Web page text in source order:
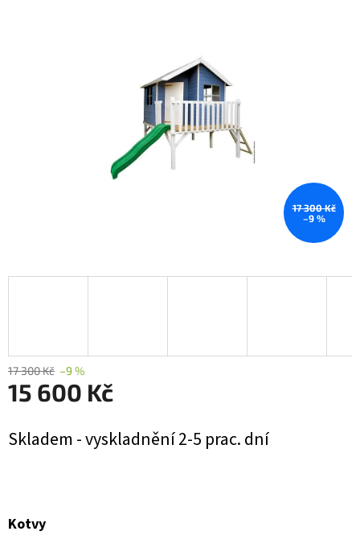
17 300 Kč
–9 %
17 300 Kč –9 %
15 600 Kč
cena:
Skladem - vyskladnění 2-5 prac. dní
Kotvy